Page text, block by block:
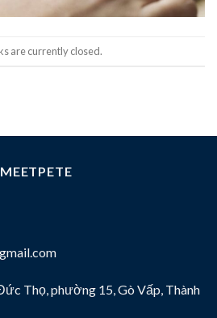
are currently closed.
Thọ, phường 15, Gò Vấp, Thành